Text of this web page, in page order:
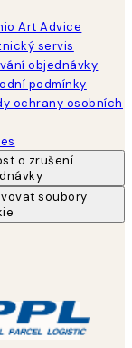
Art Advice
servis
objednávky
podmínky
ochrany osobních
o zrušení
soubory